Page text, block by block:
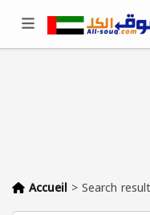
Accueil >